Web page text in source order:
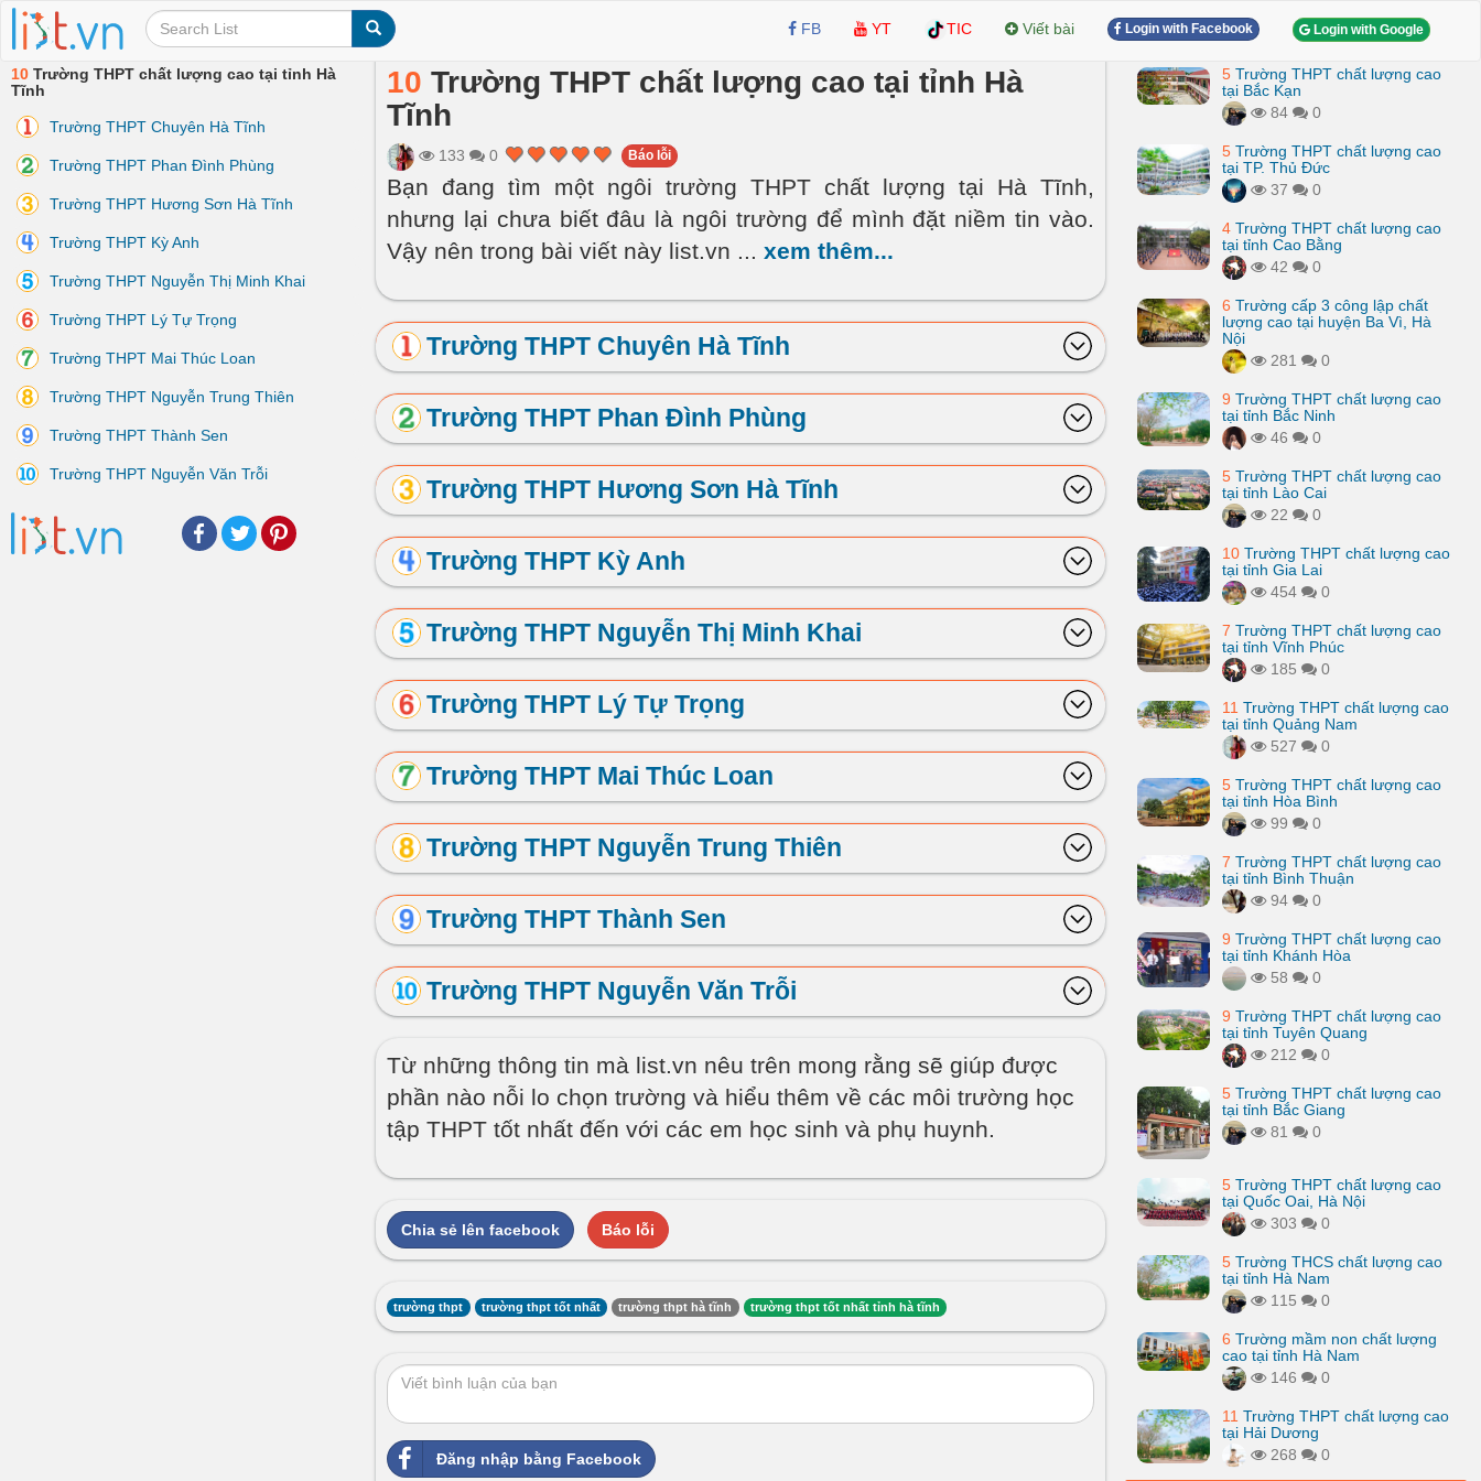
FB YT TIC Viết bài Login with Facebook Login with Google
10 Trường THPT chất lượng cao tại tỉnh Hà
Tĩnh
Trường THPT Chuyên Hà Tĩnh
Trường THPT Phan Đình Phùng
Trường THPT Hương Sơn Hà Tĩnh
Trường THPT Kỳ Anh
Trường THPT Nguyễn Thị Minh Khai
Trường THPT Lý Tự Trọng
Trường THPT Mai Thúc Loan
Trường THPT Nguyễn Trung Thiên
Trường THPT Thành Sen
Trường THPT Nguyễn Văn Trỗi
Facebook
TwitterPinterest
10 Trường THPT chất lượng cao tại tỉnh Hà
Tĩnh
133 0 Báo lỗi
Bạn đang tìm một ngôi trường THPT chất lượng tại Hà Tĩnh,
nhưng lại chưa biết đâu là ngôi trường để mình đặt niềm tin vào.
Vậy nên trong bài viết này list.vn ... xem thêm...
Trường THPT Chuyên Hà Tĩnh
Trường THPT Phan Đình Phùng
Trường THPT Hương Sơn Hà Tĩnh
Trường THPT Kỳ Anh
Trường THPT Nguyễn Thị Minh Khai
Trường THPT Lý Tự Trọng
Trường THPT Mai Thúc Loan
Trường THPT Nguyễn Trung Thiên
Trường THPT Thành Sen
Trường THPT Nguyễn Văn Trỗi
Từ những thông tin mà list.vn nêu trên mong rằng sẽ giúp được
phần nào nỗi lo chọn trường và hiểu thêm về các môi trường học
tập THPT tốt nhất đến với các em học sinh và phụ huynh.
Chia sẻ lên facebook Báo lỗi
trường thpt trường thpt tốt nhất trường thpt hà tĩnh trường thpt tốt nhất tỉnh hà tĩnh
Đăng nhập bằng Facebook
5 Trường THPT chất lượng cao
tại Bắc Kạn
84
0
5 Trường THPT chất lượng cao
tại TP. Thủ Đức
37
0
4 Trường THPT chất lượng cao
tại tỉnh Cao Bằng
42
0
6 Trường cấp 3 công lập chất
lượng cao tại huyện Ba Vì, Hà
Nội
281
0
9 Trường THPT chất lượng cao
tại tỉnh Bắc Ninh
46
0
5 Trường THPT chất lượng cao
tại tỉnh Lào Cai
22
0
10 Trường THPT chất lượng cao
tại tỉnh Gia Lai
454
0
7 Trường THPT chất lượng cao
tại tỉnh Vĩnh Phúc
185
0
11 Trường THPT chất lượng cao
tại tỉnh Quảng Nam
527
0
5 Trường THPT chất lượng cao
tại tỉnh Hòa Bình
99
0
7 Trường THPT chất lượng cao
tại tỉnh Bình Thuận
94
0
9 Trường THPT chất lượng cao
tại tỉnh Khánh Hòa
58
0
9 Trường THPT chất lượng cao
tại tỉnh Tuyên Quang
212
0
5 Trường THPT chất lượng cao
tại tỉnh Bắc Giang
81
0
5 Trường THPT chất lượng cao
tại Quốc Oai, Hà Nội
303
0
5 Trường THCS chất lượng cao
tại tỉnh Hà Nam
115
0
6 Trường mầm non chất lượng
cao tại tỉnh Hà Nam
146
0
11 Trường THPT chất lượng cao
tại Hải Dương
268
0